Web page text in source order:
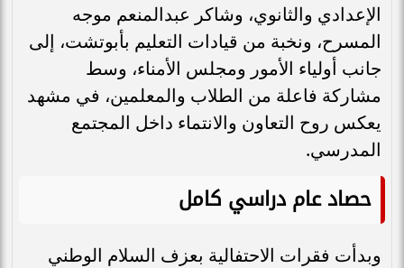
الإعدادي والثانوي، وشاكر عبدالمنعم موجه
المسرح، ونخبة من قيادات التعليم بأبوتشت، إلى
جانب أولياء الأمور ومجلس الأمناء، وسط
مشاركة فاعلة من الطلاب والمعلمين، في مشهد
يعكس روح التعاون والانتماء داخل المجتمع
المدرسي.
حصاد عام دراسي كامل
وبدأت فقرات الاحتفالية بعزف السلام الوطني